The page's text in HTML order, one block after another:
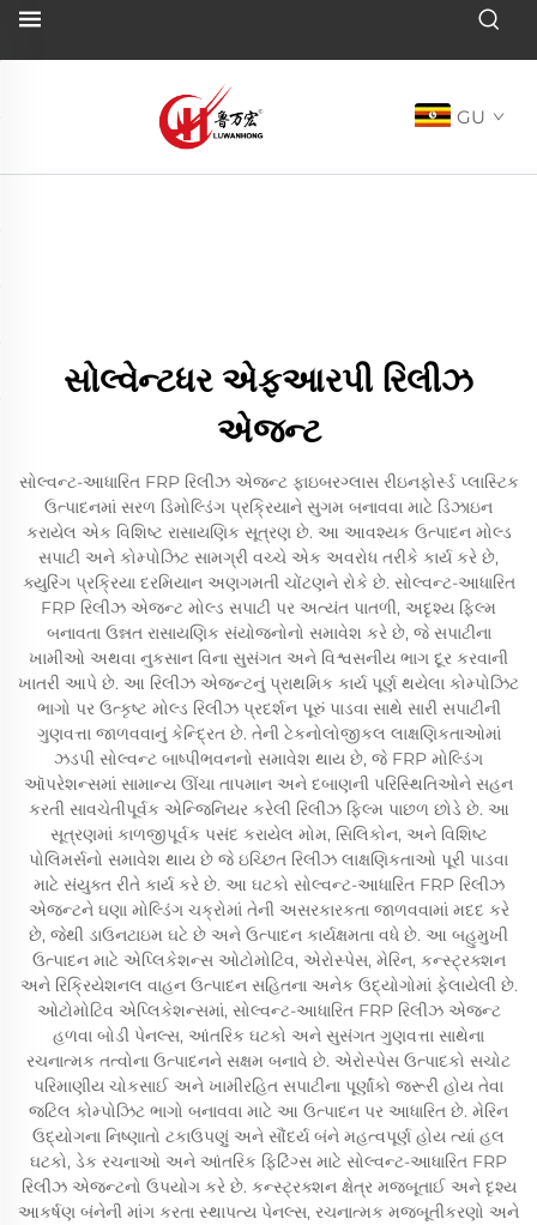
GU
સોલ્વેન્ટધર એફઆરપી રિલીઝ
એજન્ટ
સોલ્વન્ટ-આધારિત FRP રિલીઝ એજન્ટ ફાઇબરગ્લાસ રીઇનફોર્સ્ડ પ્લાસ્ટિક
ઉત્પાદનમાં સરળ ડિમોલ્ડિંગ પ્રક્રિયાને સુગમ બનાવવા માટે ડિઝાઇન
કરાયેલ એક વિશિષ્ટ રાસાયણિક સૂત્રણ છે. આ આવશ્યક ઉત્પાદન મોલ્ડ
સપાટી અને કોમ્પોઝિટ સામગ્રી વચ્ચે એક અવરોધ તરીકે કાર્ય કરે છે,
ક્યુરિંગ પ્રક્રિયા દરમિયાન અણગમતી ચોંટણને રોકે છે. સોલ્વન્ટ-આધારિત
FRP રિલીઝ એજન્ટ મોલ્ડ સપાટી પર અત્યંત પાતળી, અદૃશ્ય ફિલ્મ
બનાવતા ઉન્નત રાસાયણિક સંયોજનોનો સમાવેશ કરે છે, જે સપાટીના
ખામીઓ અથવા નુકસાન વિના સુસંગત અને વિશ્વસનીય ભાગ દૂર કરવાની
ખાતરી આપે છે. આ રિલીઝ એજન્ટનું પ્રાથમિક કાર્ય પૂર્ણ થયેલા કોમ્પોઝિટ
ભાગો પર ઉત્કૃષ્ટ મોલ્ડ રિલીઝ પ્રદર્શન પૂરું પાડવા સાથે સારી સપાટીની
ગુણવત્તા જાળવવાનું કેન્દ્રિત છે. તેની ટેકનોલોજીકલ લાક્ષણિકતાઓમાં
ઝડપી સોલ્વન્ટ બાષ્પીભવનનો સમાવેશ થાય છે, જે FRP મોલ્ડિંગ
ઑપરેશન્સમાં સામાન્ય ઊંચા તાપમાન અને દબાણની પરિસ્થિતિઓને સહન
કરતી સાવચેતીપૂર્વક એન્જિનિયર કરેલી રિલીઝ ફિલ્મ પાછળ છોડે છે. આ
સૂત્રણમાં કાળજીપૂર્વક પસંદ કરાયેલ મોમ, સિલિકોન, અને વિશિષ્ટ
પોલિમર્સનો સમાવેશ થાય છે જે ઇચ્છિત રિલીઝ લાક્ષણિકતાઓ પૂરી પાડવા
માટે સંયુક્ત રીતે કાર્ય કરે છે. આ ઘટકો સોલ્વન્ટ-આધારિત FRP રિલીઝ
એજન્ટને ઘણા મોલ્ડિંગ ચક્રોમાં તેની અસરકારકતા જાળવવામાં મદદ કરે
છે, જેથી ડાઉનટાઇમ ઘટે છે અને ઉત્પાદન કાર્યક્ષમતા વધે છે. આ બહુમુખી
ઉત્પાદન માટે એપ્લિકેશન્સ ઓટોમોટિવ, એરોસ્પેસ, મેરિન, કન્સ્ટ્રક્શન
અને રિક્રિયેશનલ વાહન ઉત્પાદન સહિતના અનેક ઉદ્યોગોમાં ફેલાયેલી છે.
ઓટોમોટિવ એપ્લિકેશન્સમાં, સોલ્વન્ટ-આધારિત FRP રિલીઝ એજન્ટ
હળવા બોડી પેનલ્સ, આંતરિક ઘટકો અને સુસંગત ગુણવત્તા સાથેના
રચનાત્મક તત્વોના ઉત્પાદનને સક્ષમ બનાવે છે. એરોસ્પેસ ઉત્પાદકો સચોટ
પરિમાણીય ચોકસાઈ અને ખામીરહિત સપાટીના પૂર્ણાંકો જરૂરી હોય તેવા
જટિલ કોમ્પોઝિટ ભાગો બનાવવા માટે આ ઉત્પાદન પર આધારિત છે. મેરિન
ઉદ્યોગના નિષ્ણાતો ટકાઉપણું અને સૌંદર્ય બંને મહત્વપૂર્ણ હોય ત્યાં હલ
ઘટકો, ડેક રચનાઓ અને આંતરિક ફિટિંગ્સ માટે સોલ્વન્ટ-આધારિત FRP
રિલીઝ એજન્ટનો ઉપયોગ કરે છે. કન્સ્ટ્રક્શન ક્ષેત્ર મજબૂતાઈ અને દૃશ્ય
આકર્ષણ બંનેની માંગ કરતા સ્થાપત્ય પેનલ્સ, રચનાત્મક મજબૂતીકરણો અને